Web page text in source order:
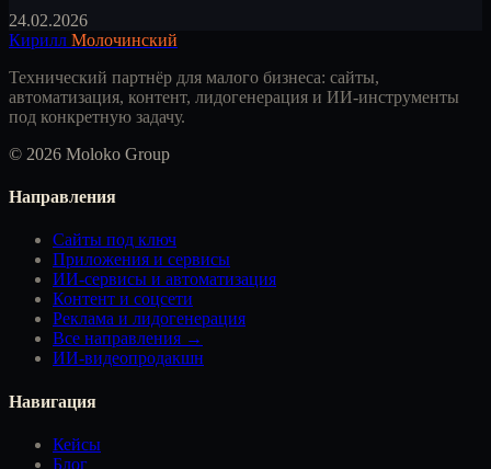
24.02.2026
Кирилл Молочинский
Технический партнёр для малого бизнеса: сайты,
автоматизация, контент, лидогенерация и ИИ-инструменты
под конкретную задачу.
© 2026 Moloko Group
Направления
Сайты под ключ
Приложения и сервисы
ИИ-сервисы и автоматизация
Контент и соцсети
Реклама и лидогенерация
Все направления →
ИИ-видеопродакшн
Навигация
Кейсы
Блог